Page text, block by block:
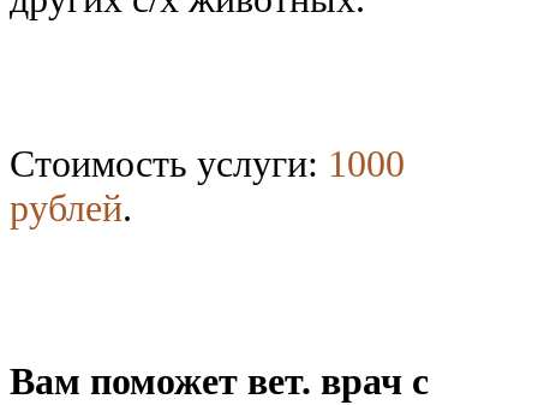
Стоимость услуги: 1000
рублей.
Вам поможет вет. врач с